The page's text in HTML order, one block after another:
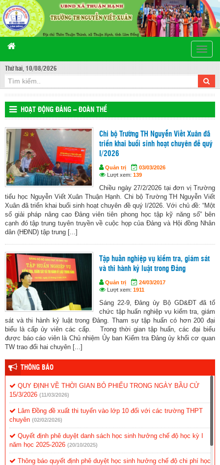
Toggle
Thứ hai, 10/08/2026
HOẠT ĐỘNG ĐẢNG – ĐOÀN THỂ
Chi bộ Trường TH Nguyễn Viết Xuân đã
triển khai buổi sinh hoạt chuyên đề quý
I/2026
Quản trị
03/03/2026
Lượt xem: 139
Chiều ngày 27/2/2026 tại đơn vị Trường
tiểu học Nguyễn Viết Xuân Thuận Hạnh. Chi bộ Trường TH Nguyễn Viết
Xuân đã triển khai buổi sinh hoạt chuyên đề quý I/2026. Với chủ đề: “Một
số giải pháp nâng cao Đảng viên tiên phong học tập kỹ năng số” bên
cạnh đó tập trung tuyên truyền về cuộc họp của Đảng và Hội đồng Nhân
dân (HĐND) tập trung [...]
Tập huấn nghiệp vụ kiểm tra, giám sát
và thi hành kỷ luật trong Đảng
Quản trị
24/03/2017
Lượt xem: 1911
Sáng 22-9, Đảng ủy Bộ GD&ĐT đã tổ
chức tập huấn nghiệp vụ kiểm tra, giám
sát và thi hành kỷ luật trong Đảng. Tham sự tập huấn có hơn 200 đại
biểu là cấp ủy viên các cấp. Trong thời gian tập huấn, các đại biểu
được báo cáo viên là Chủ nhiệm Ủy ban Kiểm tra Đảng ủy khối cơ quan
TW trao đổi hai chuyên [...]
THÔNG BÁO
QUY ĐỊNH VỀ THỜI GIAN BỎ PHIẾU TRONG NGÀY BẦU CỬ
15/3/2026 (11/03/2026)
Lâm Đồng đề xuất thi tuyển vào lớp 10 đối với các trường THPT
chuyên (02/02/2026)
Quyết định phê duyệt danh sách học sinh hưởng chế độ học kỳ I
năm học 2025-2026 (20/10/2025)
Thông báo quyết định phê duyệt học sinh hưởng chế độ chi phí học